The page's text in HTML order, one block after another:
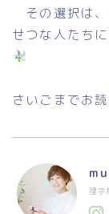
その選択は
せつな人たち
さいごまでお
理学